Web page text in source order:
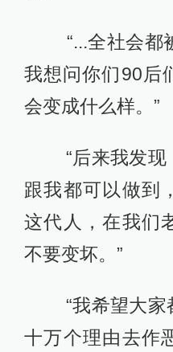
“...全社会都被
我想问你们90后
会变成什么样。”
“后来我发现
跟我都可以做到
这代人，在我们
不要变坏。”
“我希望大家
十万个理由去作